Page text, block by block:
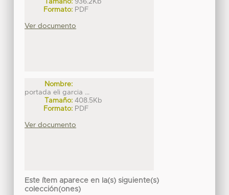
Formato: PDF
Ver documento
Nombre:
portada eli garcia ...
Tamaño: 408.5Kb
Formato: PDF
Ver documento
Este ítem aparece en la(s) siguiente(s)
colección(ones)